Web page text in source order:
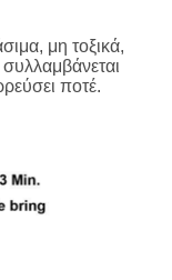
μη τοξικά,
ποτέ.